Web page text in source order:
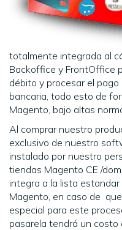
totalmente integrada al
Backoffice y FrontOffice
débito y procesar el
bancaria, todo esto de
Magento, bajo altas
Al comprar nuestro
exclusivo de nuestro
instalado por nuestro
tiendas Magento CE /
integra a la lista
Magento, en caso de
especial para este
pasarela tendrá un costo